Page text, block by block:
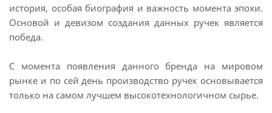
история, особая биография и важность момента эпохи.
Основой и девизом создания данных ручек является
победа.
С момента появления данного бренда на мировом
рынке и по сей день производство ручек основывается
только на самом лучшем высокотехнологичном сырье.